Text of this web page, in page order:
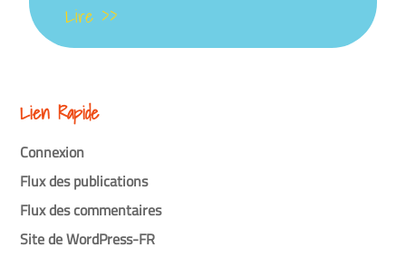
Lire >>
Lien Rapide
Connexion
Flux des publications
Flux des commentaires
Site de WordPress-FR